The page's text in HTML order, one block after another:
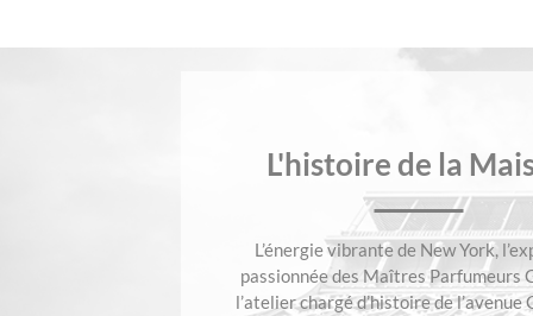
L'histoire de la
L’énergie vibrante de New York,
passionnée des Maîtres Parfumeurs
l’atelier chargé d’histoire de l’avenue